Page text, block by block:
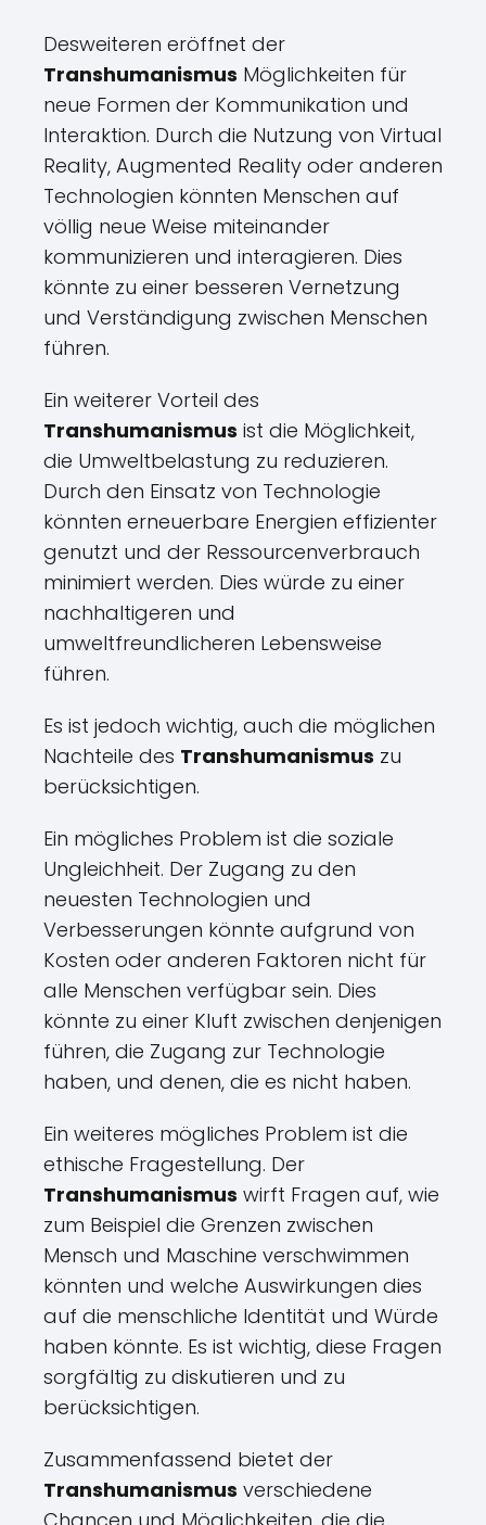
Desweiteren eröffnet der
Transhumanismus Möglichkeiten für
neue Formen der Kommunikation und
Interaktion. Durch die Nutzung von Virtual
Reality, Augmented Reality oder anderen
Technologien könnten Menschen auf
völlig neue Weise miteinander
kommunizieren und interagieren. Dies
könnte zu einer besseren Vernetzung
und Verständigung zwischen Menschen
führen.
Ein weiterer Vorteil des
Transhumanismus ist die Möglichkeit,
die Umweltbelastung zu reduzieren.
Durch den Einsatz von Technologie
könnten erneuerbare Energien effizienter
genutzt und der Ressourcenverbrauch
minimiert werden. Dies würde zu einer
nachhaltigeren und
umweltfreundlicheren Lebensweise
führen.
Es ist jedoch wichtig, auch die möglichen
Nachteile des Transhumanismus zu
berücksichtigen.
Ein mögliches Problem ist die soziale
Ungleichheit. Der Zugang zu den
neuesten Technologien und
Verbesserungen könnte aufgrund von
Kosten oder anderen Faktoren nicht für
alle Menschen verfügbar sein. Dies
könnte zu einer Kluft zwischen denjenigen
führen, die Zugang zur Technologie
haben, und denen, die es nicht haben.
Ein weiteres mögliches Problem ist die
ethische Fragestellung. Der
Transhumanismus wirft Fragen auf, wie
zum Beispiel die Grenzen zwischen
Mensch und Maschine verschwimmen
könnten und welche Auswirkungen dies
auf die menschliche Identität und Würde
haben könnte. Es ist wichtig, diese Fragen
sorgfältig zu diskutieren und zu
berücksichtigen.
Zusammenfassend bietet der
Transhumanismus verschiedene